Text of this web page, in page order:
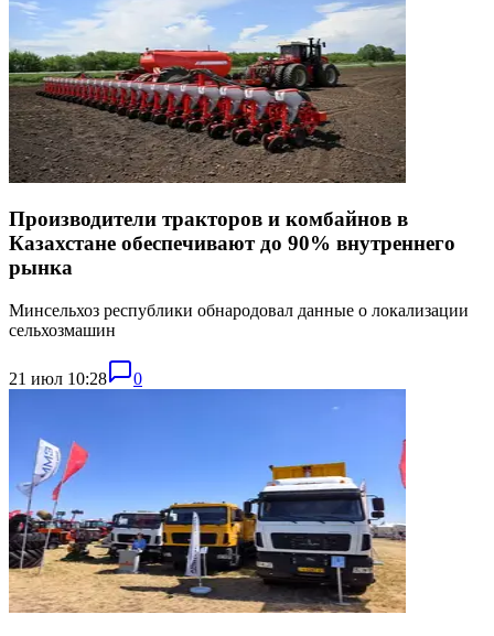
Производители тракторов и комбайнов в
Казахстане обеспечивают до 90% внутреннего
рынка
Минсельхоз республики обнародовал данные о локализации
сельхозмашин
21 июл 10:28 0